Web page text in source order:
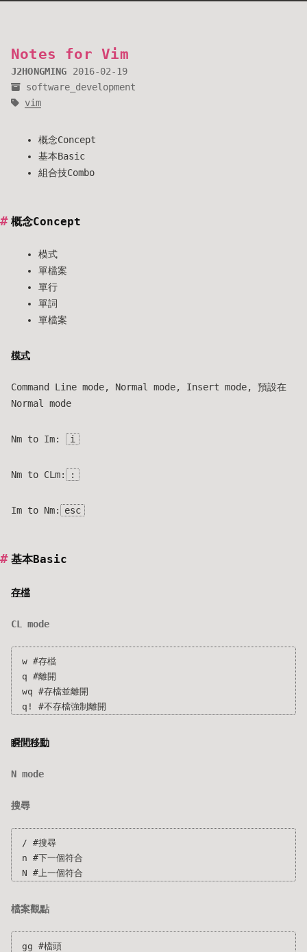
Notes for Vim
J2HONGMING
2016-02-19
software_development
vim
概念Concept
基本Basic
組合技Combo
概念Concept
模式
單檔案
單行
單詞
單檔案
模式
Command Line mode, Normal mode, Insert mode, 預設在
Normal mode
Nm to Im: i
Nm to CLm: :
Im to Nm: esc
基本Basic
存檔
CL mode
w #存檔
q #離開
wq #存檔並離開
瞬間移動
N mode
搜尋
/ #搜尋
n #下一個符合
檔案觀點
gg #檔頭